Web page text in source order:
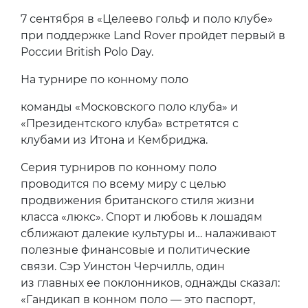
7 сентября в «Целеево гольф и поло клубе»
при поддержке Land Rover пройдет первый в
России British Polo Day.
На турнире по конному поло
команды «Московского поло клуба» и
«Президентского клуба» встретятся с
клубами из Итона и Кембриджа.
Серия турниров по конному поло
проводится по всему миру с целью
продвижения британского стиля жизни
класса «люкс». Спорт и любовь к лошадям
сближают далекие культуры и… налаживают
полезные финансовые и политические
связи. Сэр Уинстон Черчилль, один
из главных ее поклонников, однажды сказал:
«Гандикап в конном поло — это паспорт,